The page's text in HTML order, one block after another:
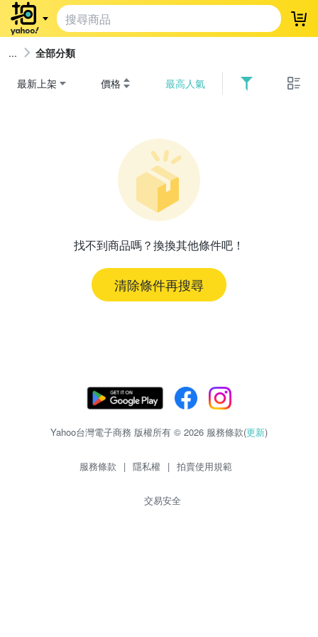
登
全部分類
最新上架 價格 最高人氣
找不到商品嗎？換換其他條件吧！
清除條件再搜尋
Yahoo台灣電子商務 版權所有 © 2026 服務條款(更新)
服務條款 | 隱私權 | 拍賣使用規範
交易安全